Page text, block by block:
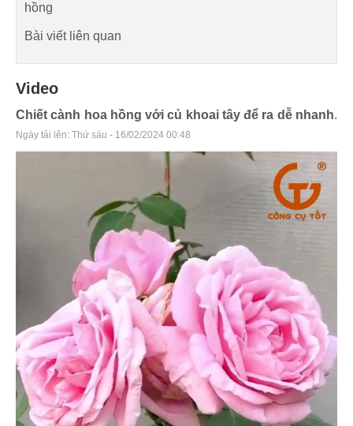
hồng
Bài viết liên quan
Video
Chiết cành hoa hồng với củ khoai tây để ra dễ nhanh.
Ngày tải lên: Thứ sáu - 16/02/2024 00:48